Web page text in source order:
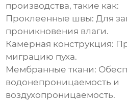
производства, такие как:
Проклеенные швы: Для
проникновения влаги.
Камерная конструкция:
миграцию пуха.
Мембранные ткани:
водонепроницаемость и
воздухопроницаемость.